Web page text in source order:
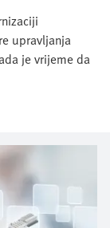
upravljanja
je vrijeme da